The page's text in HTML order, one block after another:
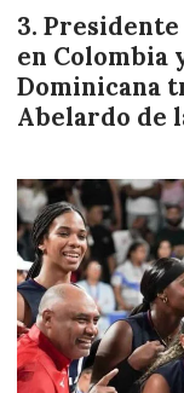
en Colombia
Dominicana
Abelardo de